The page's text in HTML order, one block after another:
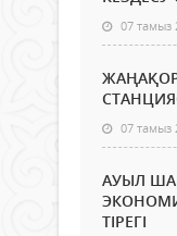
07 тамыз
07 тамыз
АУЫЛ
ТІРЕГІ